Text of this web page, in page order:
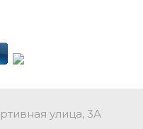
улица, 3А